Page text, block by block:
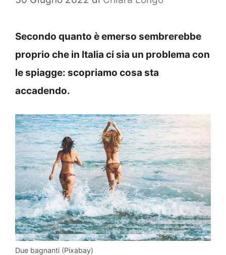
Secondo quanto è emerso sembrerebbe
proprio che in Italia ci sia un problema con
le spiagge: scopriamo cosa sta
accadendo.
Due bagnanti (Pixabay)